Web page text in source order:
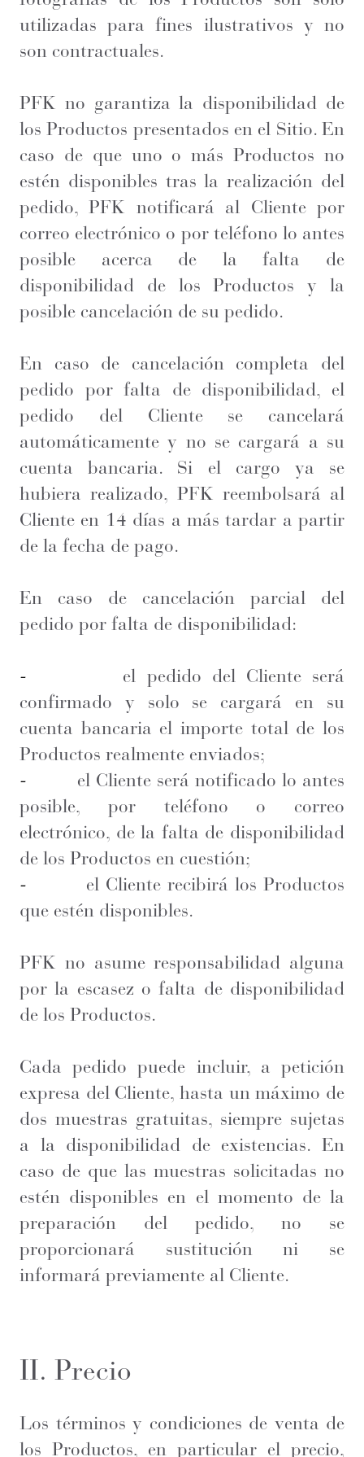
utilizadas para fines ilustrativos y no
son contractuales.
PFK no garantiza la disponibilidad de
los Productos presentados en el Sitio. En
caso de que uno o más Productos no
estén disponibles tras la realización del
pedido, PFK notificará al Cliente por
correo electrónico o por teléfono lo antes
posible acerca de la falta de
disponibilidad de los Productos y la
posible cancelación de su pedido.
En caso de cancelación completa del
pedido por falta de disponibilidad, el
pedido del Cliente se cancelará
automáticamente y no se cargará a su
cuenta bancaria. Si el cargo ya se
hubiera realizado, PFK reembolsará al
Cliente en 14 días a más tardar a partir
de la fecha de pago.
En caso de cancelación parcial del
pedido por falta de disponibilidad:
- el pedido del Cliente será
confirmado y solo se cargará en su
cuenta bancaria el importe total de los
Productos realmente enviados;
- el Cliente será notificado lo antes
posible, por teléfono o correo
electrónico, de la falta de disponibilidad
de los Productos en cuestión;
- el Cliente recibirá los Productos
que estén disponibles.
PFK no asume responsabilidad alguna
por la escasez o falta de disponibilidad
de los Productos.
Cada pedido puede incluir, a petición
expresa del Cliente, hasta un máximo de
dos muestras gratuitas, siempre sujetas
a la disponibilidad de existencias. En
caso de que las muestras solicitadas no
estén disponibles en el momento de la
preparación del pedido, no se
proporcionará sustitución ni se
informará previamente al Cliente.
II. Precio
Los términos y condiciones de venta de
los Productos, en particular el precio,